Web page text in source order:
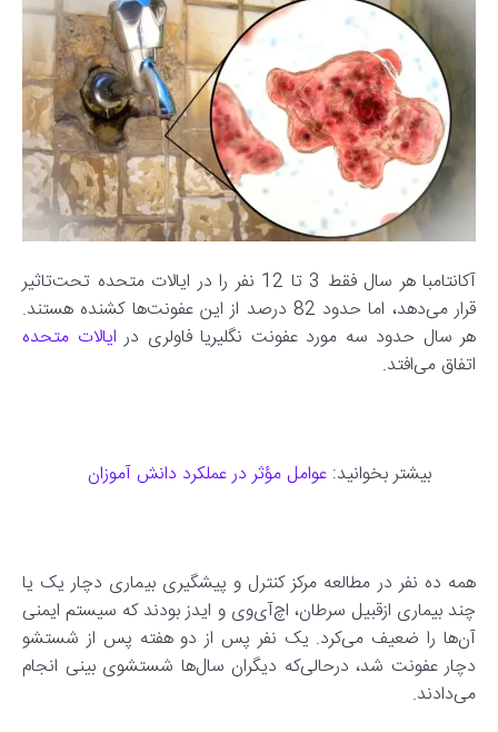
آکانتامبا هر سال فقط 3 تا 12 نفر را در ایالات متحده تحت‌تاثیر
قرار می‌دهد، اما حدود 82 درصد از این عفونت‌ها کشنده هستند.
هر سال حدود سه مورد عفونت نگلیریا فاولری در ایالات متحده
اتفاق می‌افتد.
بیشتر بخوانید: عوامل مؤثر در عملکرد دانش آموزان
همه ده نفر در مطالعه مرکز کنترل و پیشگیری بیماری دچار یک یا
چند بیماری ازقبیل سرطان، اچ‌آی‌وی و ایدز بودند که سیستم ایمنی
آن‌ها را ضعیف می‌کرد. یک نفر پس از دو هفته پس از شستشو
دچار عفونت شد، درحالی‌که دیگران سال‌ها شستشوی بینی انجام
می‌دادند.